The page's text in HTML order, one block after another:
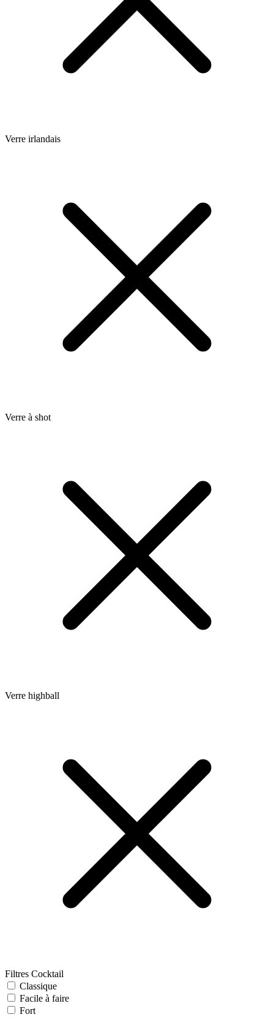
Verre irlandais
Verre à shot
Verre highball
Filtres Cocktail
Classique
Facile à faire
Fort